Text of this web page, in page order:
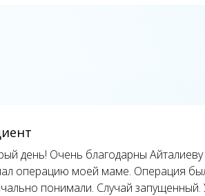
день! Очень благодарны
операцию моей маме. Операция
понимали. Случай запущенный.